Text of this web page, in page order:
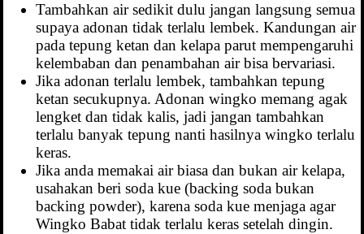
Tambahkan air sedikit dulu jangan langsung semua
supaya adonan tidak terlalu lembek. Kandungan air
pada tepung ketan dan kelapa parut mempengaruhi
kelembaban dan penambahan air bisa bervariasi.
Jika adonan terlalu lembek, tambahkan tepung
ketan secukupnya. Adonan wingko memang agak
lengket dan tidak kalis, jadi jangan tambahkan
terlalu banyak tepung nanti hasilnya wingko terlalu
keras.
Jika anda memakai air biasa dan bukan air kelapa,
usahakan beri soda kue (backing soda bukan
backing powder), karena soda kue menjaga agar
Wingko Babat tidak terlalu keras setelah dingin.